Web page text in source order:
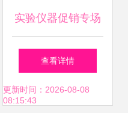
实验仪器促销专场
上海亚荣系列设备
及优质玻璃仪器热
查看详情
更新时间：2026-08-08
08:15:43